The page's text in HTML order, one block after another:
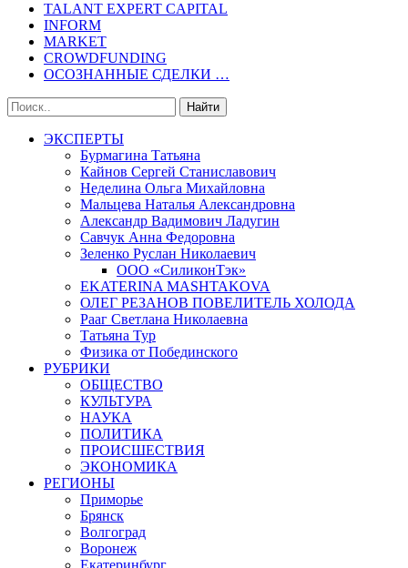
TALANT EXPERT CAPITAL
INFORM
MARKET
CROWDFUNDING
ОСОЗНАННЫЕ СДЕЛКИ …
ЭКСПЕРТЫ
Бурмагина Татьяна
Кайнов Сергей Станиславович
Неделина Ольга Михайловна
Мальцева Наталья Александровна
Александр Вадимович Ладугин
Савчук Анна Федоровна
Зеленко Руслан Николаевич
ООО «СиликонТэк»
EKATERINA MASHTAKOVA
ОЛЕГ РЕЗАНОВ ПОВЕЛИТЕЛЬ ХОЛОДА
Рааг Светлана Николаевна
Татьяна Тур
Физика от Побединского
РУБРИКИ
ОБЩЕСТВО
КУЛЬТУРА
НАУКА
ПОЛИТИКА
ПРОИСШЕСТВИЯ
ЭКОНОМИКА
РЕГИОНЫ
Приморье
Брянск
Волгоград
Воронеж
Екатеринбург